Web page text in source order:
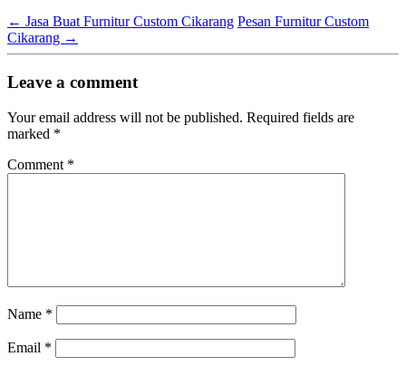
← Jasa Buat Furnitur Custom Cikarang Pesan Furnitur Custom
Cikarang →
Leave a comment
Your email address will not be published. Required fields are
marked *
Comment *
Name *
Email *